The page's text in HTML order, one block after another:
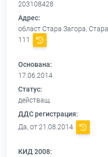
203108428
Адрес:
област Стара Загора,
111
Основана:
17.06.2014
Статус:
действащ
ДДС регистрация:
Да, от 21.08.2014
КИД 2008: